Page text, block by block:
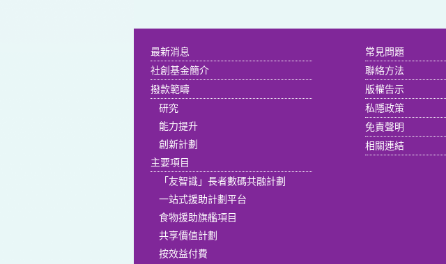
最新消息
社創基金簡介
撥款範疇
研究
能力提升
創新計劃
主要項目
「友智識」長者數碼共融計劃
一站式援助計劃平台
食物援助旗艦項目
共享價值計劃
按效益付費
常見問題
聯絡方法
版權告示
私隱政策
免責聲明
相關連結